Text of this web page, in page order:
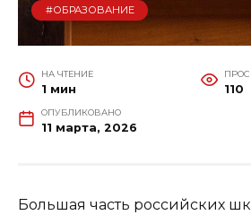
#ОБРАЗОВАНИЕ
НА ЧТЕНИЕ
1 мин 110
ОПУБЛИКОВАНО
11 марта, 2026
Большая часть российских